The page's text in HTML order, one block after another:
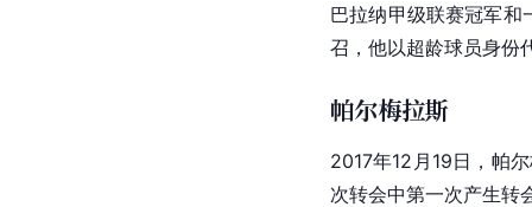
巴拉纳甲级联赛冠军和
召，他以超龄球员身份
帕尔梅拉斯
2017年12月19日， 帕
次转会中第一次产生转